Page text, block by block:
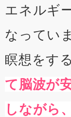
エネルギ
なってい
瞑想をす
て脳波が
しながら